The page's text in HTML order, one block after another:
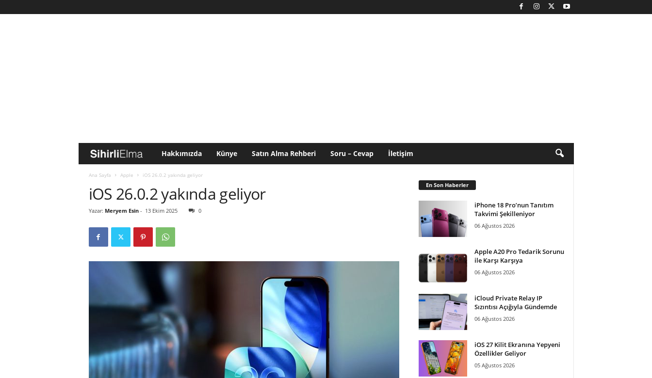
i
h
l
l
m
Hakkımızda Künye Satın Alma Rehberi Soru – Cevap İletişim
Ana Sayfa Apple iOS 26.0.2 yakında geliyor
iOS 26.0.2 yakında geliyor
Yazar: Meryem Esin- 13 Ekim 2025 0
En Son Haberler
iPhone 18 Pro’nun Tanıtım
Takvimi Şekilleniyor
06 Ağustos 2026
Apple A20 Pro Tedarik Sorunu
ile Karşı Karşıya
06 Ağustos 2026
iCloud Private Relay IP
Sızıntısı Açığıyla Gündemde
06 Ağustos 2026
iOS 27 Kilit Ekranına Yepyeni
Özellikler Geliyor
05 Ağustos 2026